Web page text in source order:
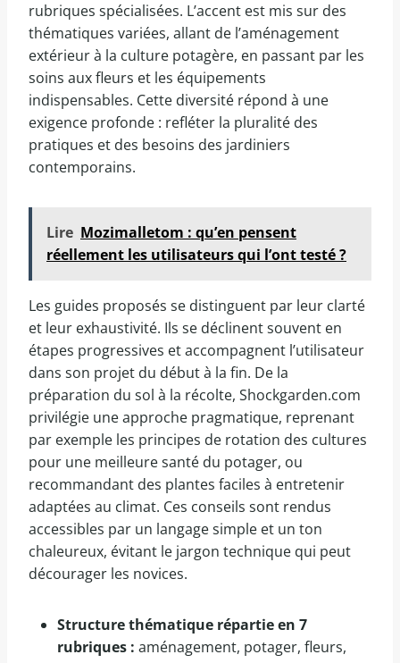
rubriques spécialisées. L’accent est mis sur des
thématiques variées, allant de l’aménagement
extérieur à la culture potagère, en passant par les
soins aux fleurs et les équipements
indispensables. Cette diversité répond à une
exigence profonde : refléter la pluralité des
pratiques et des besoins des jardiniers
contemporains.
Lire Mozimalletom : qu’en pensent
réellement les utilisateurs qui l’ont testé ?
Les guides proposés se distinguent par leur clarté
et leur exhaustivité. Ils se déclinent souvent en
étapes progressives et accompagnent l’utilisateur
dans son projet du début à la fin. De la
préparation du sol à la récolte, Shockgarden.com
privilégie une approche pragmatique, reprenant
par exemple les principes de rotation des cultures
pour une meilleure santé du potager, ou
recommandant des plantes faciles à entretenir
adaptées au climat. Ces conseils sont rendus
accessibles par un langage simple et un ton
chaleureux, évitant le jargon technique qui peut
décourager les novices.
Structure thématique répartie en 7
rubriques : aménagement, potager, fleurs,